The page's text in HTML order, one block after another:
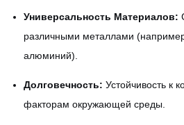
Универсальность Материалов:
различными металлами
алюминий).
Долговечность: Устойчивость к
факторам окружающей среды.